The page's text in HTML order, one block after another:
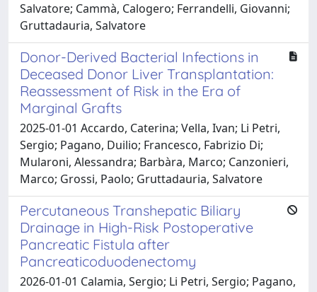
Salvatore; Cammà, Calogero; Ferrandelli, Giovanni;
Gruttadauria, Salvatore
Donor-Derived Bacterial Infections in
Deceased Donor Liver Transplantation:
Reassessment of Risk in the Era of
Marginal Grafts
2025-01-01 Accardo, Caterina; Vella, Ivan; Li Petri,
Sergio; Pagano, Duilio; Francesco, Fabrizio Di;
Mularoni, Alessandra; Barbàra, Marco; Canzonieri,
Marco; Grossi, Paolo; Gruttadauria, Salvatore
Percutaneous Transhepatic Biliary
Drainage in High-Risk Postoperative
Pancreatic Fistula after
Pancreaticoduodenectomy
2026-01-01 Calamia, Sergio; Li Petri, Sergio; Pagano,